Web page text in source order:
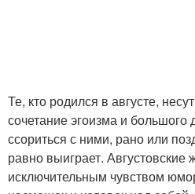
Те, кто родился в августе,
сочетание эгоизма и большого
ссориться с ними, рано или
равно выиграет.
исключительным чувством